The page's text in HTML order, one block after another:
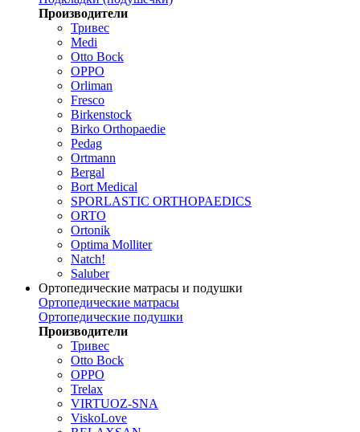
Производители
Тривес
Medi
Otto Bock
OPPO
Orliman
Fresco
Birkenstock
Birko Orthopaedie
Pedag
Ortmann
Bergal
Bort Medical
SPORLASTIC ORTHOPAEDICS
ORTO
Ortonik
Optima Molliter
Natch!
Saluber
Ортопедические матрасы и подушки
Ортопедические матрасы
Ортопедические подушки
Производители
Тривес
Otto Bock
OPPO
Trelax
VIRTUOZ-SNA
ViskoLove